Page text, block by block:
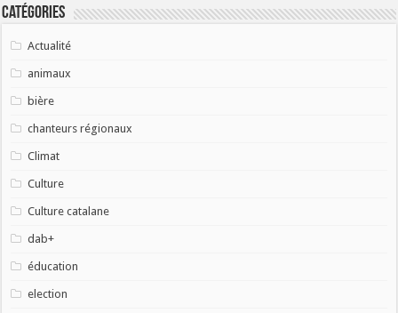
Catégories
Actualité
animaux
bière
chanteurs régionaux
Climat
Culture
Culture catalane
dab+
éducation
election